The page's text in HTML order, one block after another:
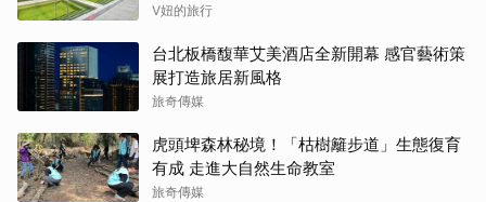
V妞的旅行
台北板橋馥華艾美酒店全新開幕 感官藝術策
展打造旅居新風格
旅奇傳媒
虎頭埤森林秘境！「枯樹籬步道」生態復育
有成 走進大自然生命教室
旅奇傳媒